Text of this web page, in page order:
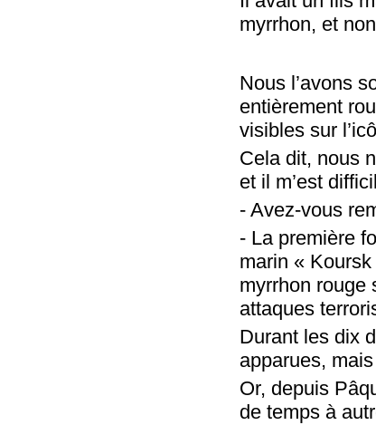
myrrhon, et
Nous l’avons
entièrement
visibles sur
Cela dit, nous
et il m’est
- Avez-vous
- La première
marin «
myrrhon rouge
attaques
Durant les dix
apparues,
Or, depuis
de temps à